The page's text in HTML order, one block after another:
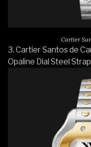
Cartier
3. Cartier Santos de
Opaline Dial Steel Strap